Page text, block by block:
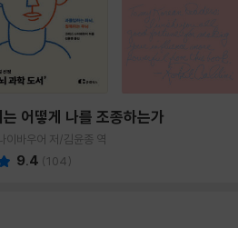
어떻게 나를 조종하는가
이바우어 저/김윤종 역
9.4 (104)